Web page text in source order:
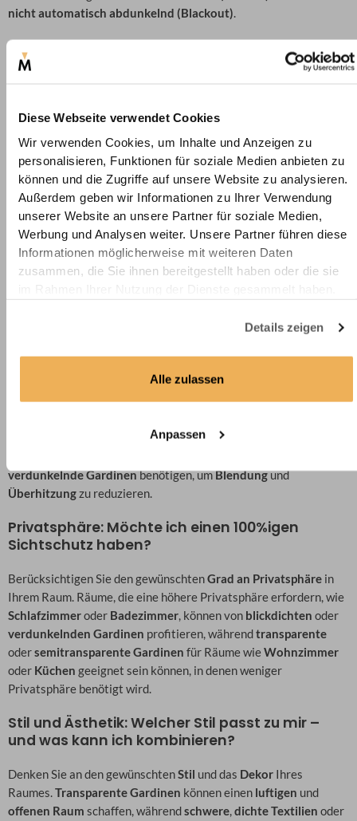
Diese Webseite verwendet Cookies
Wir verwenden Cookies, um Inhalte und Anzeigen zu
personalisieren, Funktionen für soziale Medien anbieten zu
können und die Zugriffe auf unsere Website zu analysieren.
Außerdem geben wir Informationen zu Ihrer Verwendung
unserer Website an unsere Partner für soziale Medien,
Werbung und Analysen weiter. Unsere Partner führen diese
Informationen möglicherweise mit weiteren Daten
zusammen, die Sie ihnen bereitgestellt haben oder die sie
Details zeigen
Alle zulassen
Anpassen
nicht automatisch abdunkelnd (Blackout).
Auswahl der passenden Transparenzstufe
hängt vonmehreren Einflussfaktorenab, darunter:
Raumfunktion: Was soll mit dem Aufhängen
der Gardinen erreicht werden?
Berücksichtigen Sie die Funktion des Raumes, in dem die
Gardinen angebrachtwerden sollen. Zum Beispiel benötigen
SchlafzimmermöglicherweiseVerdunkelungsvorhänge
optimale Schlafumgebung, währendWohnzimmer
möglicherweise dünnere, flatternde Gardinenstoffe für eine
Überlegen Sie, wie vielLichtSie in den Raum lassen möchten.
halbtransparenten Gardinenprofitieren, während Räume mit
verdunkelnde Gardinenbenötigen, umBlendungund
Überhitzungzu reduzieren.
Privatsphäre: Möchte ich einen 100%igen
Sichtschutz haben?
Berücksichtigen Sie den gewünschtenGrad an Privatsphäre in
Ihrem Raum. Räume, die eine höhere Privatsphäre erfordern, wie
Schlafzimmeroder Badezimmer, können von blickdichten oder
verdunkelnden Gardinen profitieren, währendtransparente
odersemitransparente Gardinen für Räume wieWohnzimmer
oder Küchen geeignet sein können, in denen weniger
Privatsphäre benötigt wird.
Stil und Ästhetik: Welcher Stil passt zu mir –
und was kann ich kombinieren?
Denken Sie an den gewünschtenStil und das Dekor Ihres
Raumes.Transparente Gardinen können einen luftigen und
offenen Raum schaffen, währendschwere,dichte Textilien oder